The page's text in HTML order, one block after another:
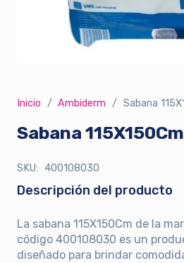
Inicio / Ambiderm / Sabana
Sabana 115X150Cm
SKU: 400108030
Descripción del producto
La sabana 115X150Cm de la
código 400108030 es un
diseñado para brindar